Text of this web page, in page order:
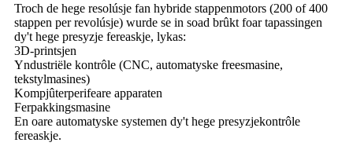
Troch de hege resolúsje fan hybride stappenmotors (200 of 400
stappen per revolúsje) wurde se in soad brûkt foar tapassingen
dy't hege presyzje fereaskje, lykas:
3D-printsjen
Yndustriële kontrôle (CNC, automatyske freesmasine,
tekstylmasines)
Kompjûterperifeare apparaten
Ferpakkingsmasine
En oare automatyske systemen dy't hege presyzjekontrôle
fereaskje.